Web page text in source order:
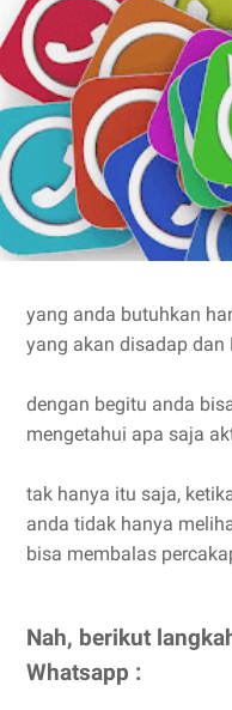
yang anda butuhkan
yang akan disadap dan
dengan begitu anda
mengetahui apa saja
tak hanya itu saja,
anda tidak hanya
bisa membalas
Nah, berikut
Whatsapp :